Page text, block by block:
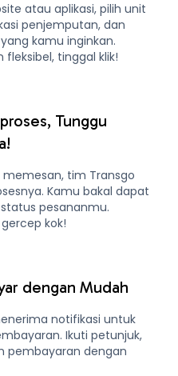
atau aplikasi, pilih unit
penjemputan, dan
kamu inginkan.
fleksibel, tinggal klik!
Tunggu
tim Transgo
Kamu bakal dapat
pesananmu.
kok!
dengan Mudah
notifikasi untuk
Ikuti petunjuk,
pembayaran dengan